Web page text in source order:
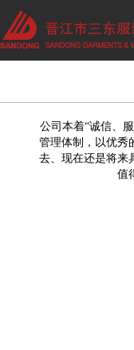
公司本着“诚信、
管理体制，以优秀
去、现在还是将来
值